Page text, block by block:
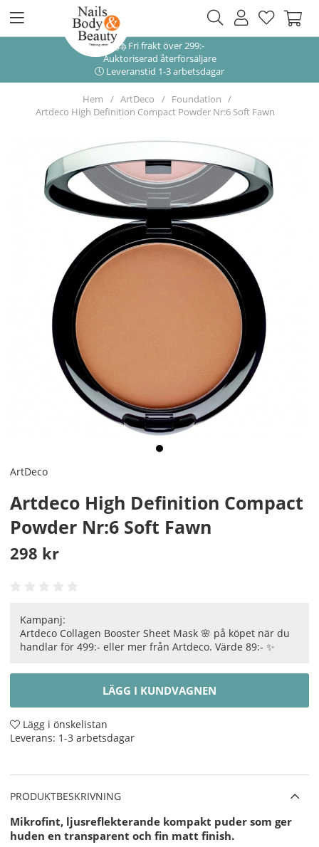
Fri frakt över 299:-
Auktoriserad återförsäljare
Leveranstid 1-3 arbetsdagar
Hem ArtDeco
Foundation
Artdeco High Definition Compact Powder Nr:6 Soft Fawn
ArtDeco
Artdeco High Definition Compact
Powder Nr:6 Soft Fawn
298 kr
Kampanj:
Artdeco Collagen Booster Sheet Mask 🌸 på köpet när du
handlar för 499:- eller mer från Artdeco. Värde 89:- ✨
LÄGG I KUNDVAGNEN
Lägg i önskelistan
Leverans: 1-3 arbetsdagar
PRODUKTBESKRIVNING
Mikrofint, ljusreflekterande kompakt puder som ger
huden en transparent och fin matt finish.